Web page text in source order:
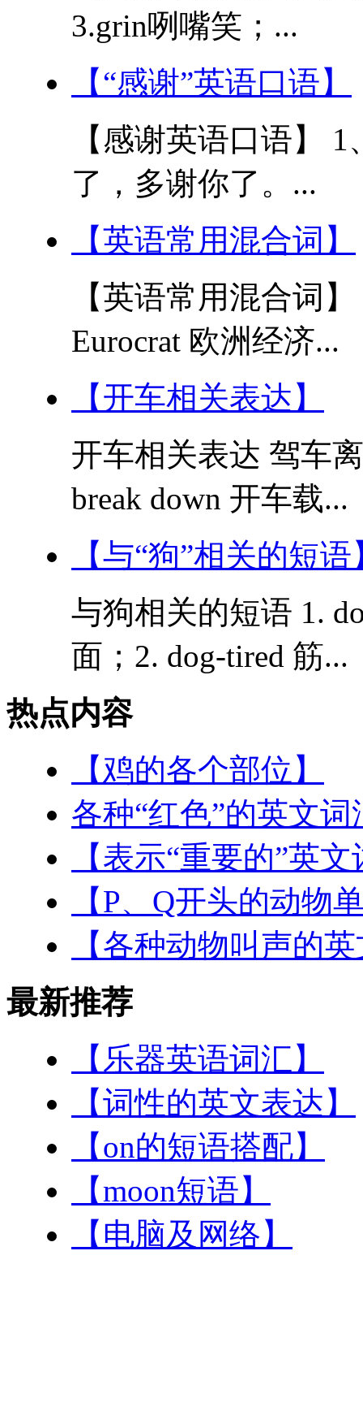
3.grin咧嘴笑；...
【“感谢”英语口语】
【感谢英语口语】
了，多谢你了。...
【英语常用混合词】
【英语常用混合词
Eurocrat 欧洲经济...
【开车相关表达】
开车相关表达 驾车
break down 开车载...
【与“狗”相关的短语
与狗相关的短语 1.
面；2. dog-tired 筋...
热点内容
【鸡的各个部位】
各种“红色”的英文词
【表示“重要的”英
【P、Q开头的动物
【各种动物叫声的
最新推荐
【乐器英语词汇】
【词性的英文表达】
【on的短语搭配】
【moon短语】
【电脑及网络】